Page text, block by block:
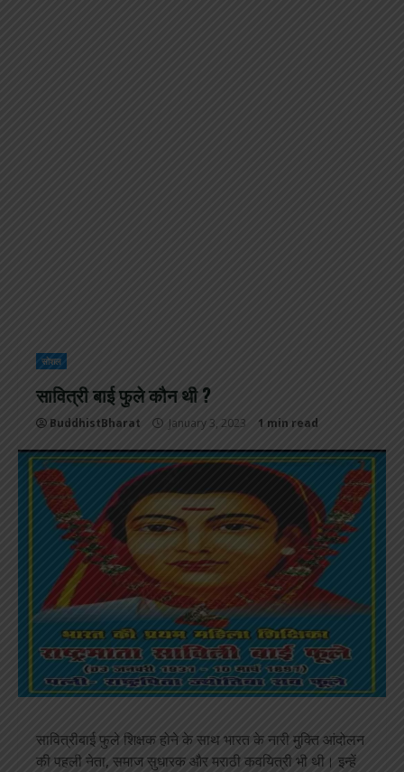
सोशल
सावित्री बाई फुले कौन थी ?
BuddhistBharat January 3, 2023 1 min read
सावित्रीबाई फुले शिक्षक होने के साथ भारत के नारी मुक्ति आंदोलन
की पहली नेता, समाज सुधारक और मराठी कवयित्री भी थी। इन्हें